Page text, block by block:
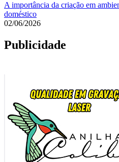
A importância da criação em
doméstico
02/06/2026
Publicidade